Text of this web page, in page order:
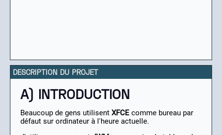
DESCRIPTION DU PROJET
A) INTRODUCTION
Beaucoup de gens utilisent XFCE comme bureau par
défaut sur ordinateur à l'heure actuelle.